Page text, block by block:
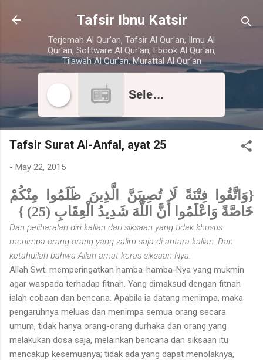
Skip to main content
Tafsir Ibnu Katsir
Terjemah Al Qur'an, Tafsir Al Qur'an, Ilmu Al
Qur'an, Software Al Qur'an, Ebook Al Qur'an,
Tilawah Al Qur'an, Murattal Al Qur'an
Select radio station
Tafsir Surat Al-Anfal, ayat 25
- May 22, 2015
{وَاتَّقُوا فِتْنَةً لَا تُصِيبَنَّ الَّذِينَ ظَلَمُوا مِنْكُمْ
خَاصَّةً وَاعْلَمُوا أَنَّ اللَّهَ شَدِيدُ الْعِقَابِ (25) }
Dan peliharalah diri kalian dari siksaan yang tidak khusus
menimpa orang-orang yang zalim saja di antara kalian. Dan
ketahuilah bahwa Allah amat keras siksaan-Nya.
Allah Swt. memperingatkan hamba-hamba-Nya yang mukmin
agar waspada terhadap fitnah. Yang dimaksud dengan fitnah
ialah cobaan dan bencana. Apabila ia datang menimpa, maka
pengaruhnya meluas dan menimpa semua orang secara
umum, tidak hanya orang-orang durhaka dan orang yang
melakukan dosa saja, melainkan bencana dan siksaan itu
mencakup kesemuanya; tidak ada yang dapat menolaknya,